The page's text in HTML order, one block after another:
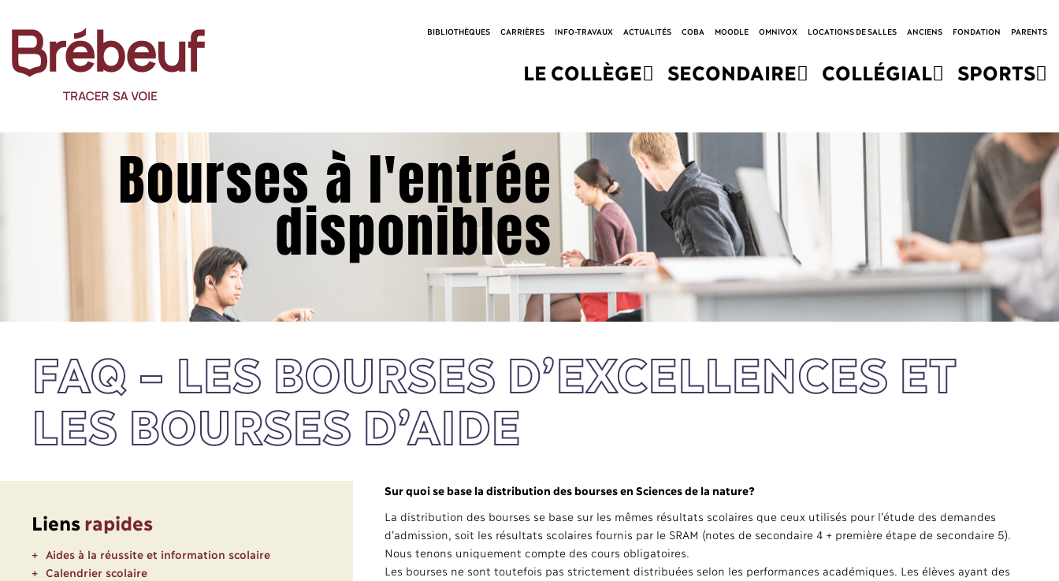
BIBLIOTHÈQUES CARRIÈRES INFO-TRAVAUX ACTUALITÉS COBA MOODLE OMNIVOX LOCATIONS DE SALLES ANCIENS FONDATION PARENTS
LE COLLÈGE SECONDAIRE COLLÉGIAL SPORTS
FAQ – LES BOURSES D’EXCELLENCES ET
LES BOURSES D’AIDE
Liens rapides
Aides à la réussite et information scolaire
Calendrier scolaire
Sur quoi se base la distribution des bourses en Sciences de la nature?
La distribution des bourses se base sur les mêmes résultats scolaires que ceux utilisés pour l’étude des demandes
d’admission, soit les résultats scolaires fournis par le SRAM (notes de secondaire 4 + première étape de secondaire 5).
Nous tenons uniquement compte des cours obligatoires.
Les bourses ne sont toutefois pas strictement distribuées selon les performances académiques. Les élèves ayant des